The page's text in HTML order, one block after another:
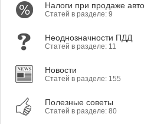
Налоги при продаже авто
Статей в разделе: 9
Неоднозначности ПДД
Статей в разделе: 11
Новости
Статей в разделе: 155
Полезные советы
Статей в разделе: 80